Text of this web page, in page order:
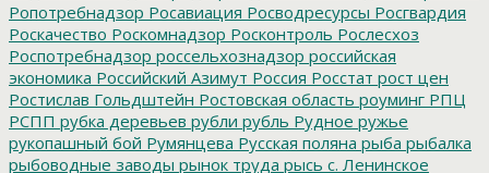
Ропотребнадзор Росавиация Росводресурсы Росгвардия
Роскачество Роскомнадзор Росконтроль Рослесхоз
Роспотребнадзор россельхознадзор российская
экономика Российский Азимут Россия Росстат рост цен
Ростислав Гольдштейн Ростовская область роуминг РПЦ
РСПП рубка деревьев рубли рубль Рудное ружье
рукопашный бой Румянцева Русская поляна рыба рыбалка
рыбоводные заводы рынок труда рысь с. Ленинское